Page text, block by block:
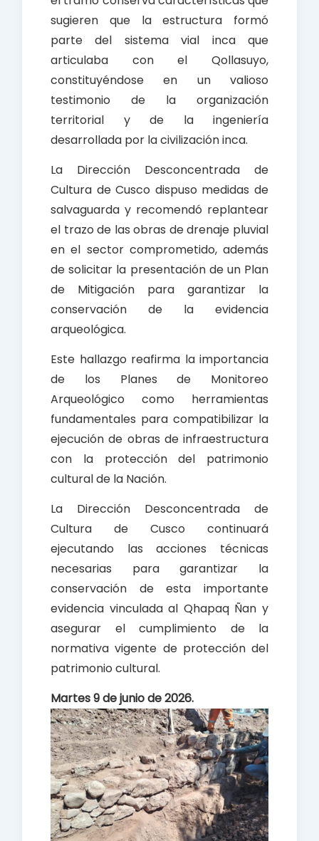
sugieren que la estructura formó
parte del sistema vial inca que
articulaba con el Qollasuyo,
constituyéndose en un valioso
testimonio de la organización
territorial y de la ingeniería
desarrollada por la civilización inca.
La Dirección Desconcentrada de
Cultura de Cusco dispuso medidas de
salvaguarda y recomendó replantear
el trazo de las obras de drenaje pluvial
en el sector comprometido, además
de solicitar la presentación de un Plan
de Mitigación para garantizar la
conservación de la evidencia
arqueológica.
Este hallazgo reafirma la importancia
de los Planes de Monitoreo
Arqueológico como herramientas
fundamentales para compatibilizar la
ejecución de obras de infraestructura
con la protección del patrimonio
cultural de la Nación.
La Dirección Desconcentrada de
Cultura de Cusco continuará
ejecutando las acciones técnicas
necesarias para garantizar la
conservación de esta importante
evidencia vinculada al Qhapaq Ñan y
asegurar el cumplimiento de la
normativa vigente de protección del
patrimonio cultural.
Martes 9 de junio de 2026.